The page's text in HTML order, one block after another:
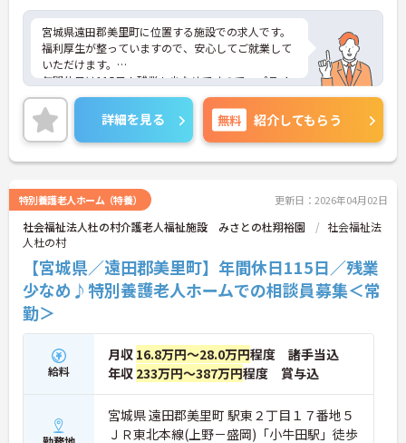
宮城県遠田郡美里町に位置する施設での求人です。
福利厚生が整っていますので、安心してご就業して
いただけます。
年間休日は115日！残業も少なめですので、プライ
ベートとの予定が立てやすいです。
ご興味のある方には、面接対策ポイントなど、さら
に詳細をお話しいたしますので、お気軽にご相談く
ださい。
詳細を見る 無料 紹介してもらう
特別養護老人ホーム（特養） 更新日：2026年04月02日
社会福祉法人杜の村介護老人福祉施設 みさとの杜翔裕園
社会福祉法
人杜の村
【宮城県／遠田郡美里町】年間休日115日／残業
少なめ♪特別養護老人ホームでの相談員募集＜常
勤＞
給料
月収 16.8万円～28.0万円程度 諸手当込
年収 233万円～387万円程度 賞与込
宮城県 遠田郡美里町 駅東２丁目１７番地５
ＪＲ東北本線(上野－盛岡)「小牛田駅」徒歩